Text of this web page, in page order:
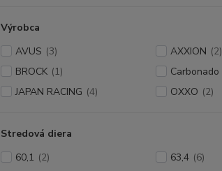
Výrobca
AVUS (3) AXXION (2)
BROCK (1) Carbonado
JAPAN RACING (4) OXXO (2)
Stredová diera
60,1 (2) 63,4 (6)